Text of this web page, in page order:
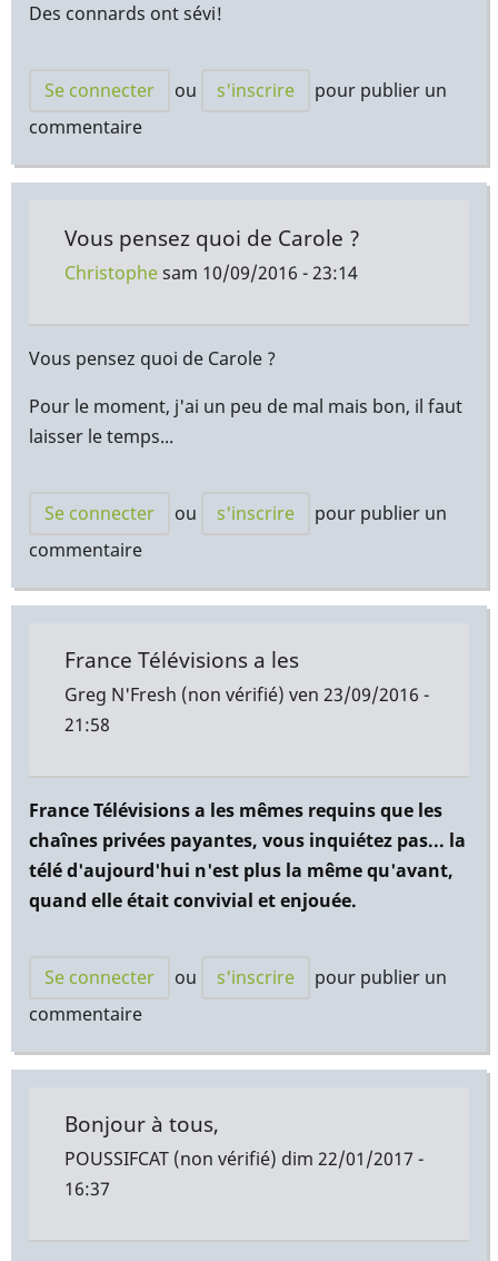
Des connards ont sévi!
Se connecter ou s'inscrire
pour publier un
commentaire
Vous pensez quoi de Carole ?
Christophesam 10/09/2016 - 23:14
Vous pensez quoi de Carole ?
Pour le moment, j'ai un peu de mal mais bon, il faut
laisser le temps...
Se connecter ou s'inscrire
pour publier un
commentaire
France Télévisions a les
Greg N'Fresh (non vérifié) ven 23/09/2016 -
21:58
France Télévisions a les mêmes requins que les
chaînes privées payantes, vous inquiétez pas... la
télé d'aujourd'hui n'est plus la même qu'avant,
quand elle était convivial et enjouée.
Se connecter ou s'inscrire
pour publier un
commentaire
Bonjour à tous,
POUSSIFCAT (non vérifié) dim 22/01/2017 -
16:37